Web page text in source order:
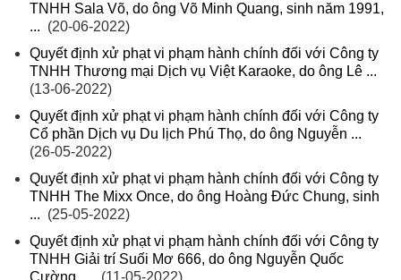
TNHH Sala Võ, do ông Võ Minh Quang, sinh năm 1991,
... (20-06-2022)
Quyết định xử phạt vi phạm hành chính đối với Công ty
TNHH Thương mại Dịch vụ Việt Karaoke, do ông Lê ...
(13-06-2022)
Quyết định xử phạt vi phạm hành chính đối với Công ty
Cổ phần Dịch vụ Du lịch Phú Thọ, do ông Nguyễn ...
(26-05-2022)
Quyết định xử phạt vi phạm hành chính đối với Công ty
TNHH The Mixx Once, do ông Hoàng Đức Chung, sinh
... (25-05-2022)
Quyết định xử phạt vi phạm hành chính đối với Công ty
TNHH Giải trí Suối Mơ 666, do ông Nguyễn Quốc
Cường, ...
(11-05-2022)